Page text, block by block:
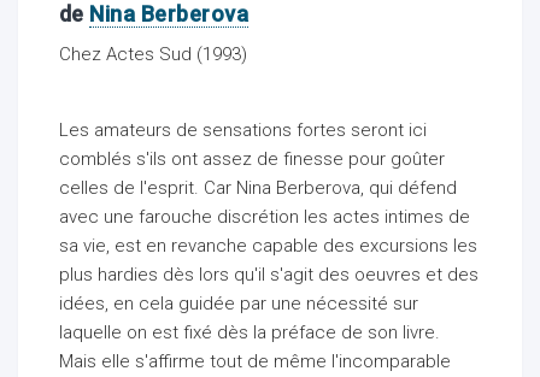
de Nina Berberova
Chez Actes Sud (1993)
Les amateurs de sensations fortes seront ici
comblés s'ils ont assez de finesse pour goûter
celles de l'esprit. Car Nina Berberova, qui défend
avec une farouche discrétion les actes intimes de
sa vie, est en revanche capable des excursions les
plus hardies dès lors qu'il s'agit des oeuvres et des
idées, en cela guidée par une nécessité sur
laquelle on est fixé dès la préface de son livre.
Mais elle s'affirme tout de même l'incomparable